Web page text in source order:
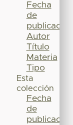
Fecha
de
publicación
Autor
Título
Materia
Tipo
Esta
colección
Fecha
de
publicación